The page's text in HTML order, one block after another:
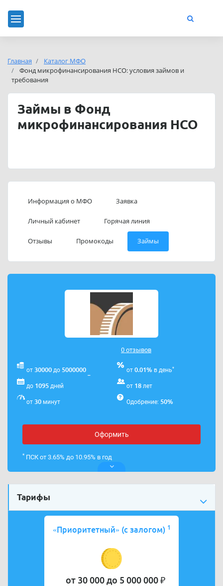
Главная
Каталог МФО
Фонд микрофинансирования НСО: условия займов и
требования
Займы в Фонд
микрофинансирования НСО
Информация о МФО Заявка
Личный кабинет Горячая линия
Отзывы Промокоды Займы
0 отзывов
от 30000 до 5000000 от 0.01% в день*
до 1095 дней от 18 лет
от 30 минут Одобрение: 50%
Оформить
*ПСК от 3.65% до 10.95% в год
Тарифы
«Приоритетный» (с залогом) 1
от 30 000 до 5 000 000 ₽